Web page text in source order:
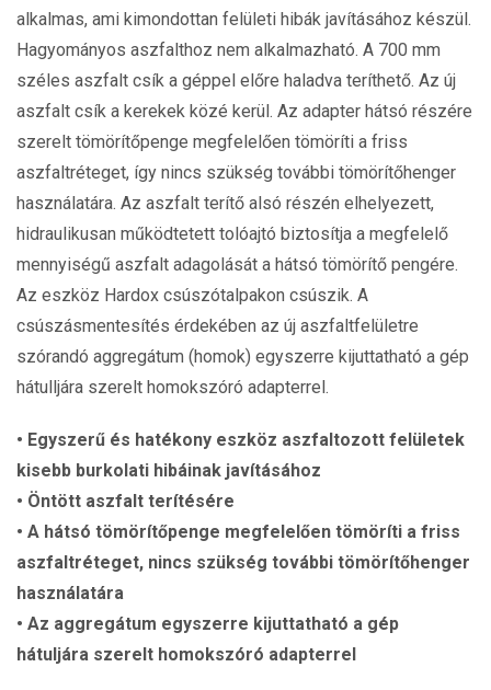
alkalmas, ami kimondottan felületi hibák javításához készül.
Hagyományos aszfalthoz nem alkalmazható. A 700 mm
széles aszfalt csík a géppel előre haladva teríthető. Az új
aszfalt csík a kerekek közé kerül. Az adapter hátsó részére
szerelt tömörítőpenge megfelelően tömöríti a friss
aszfaltréteget, így nincs szükség további tömörítőhenger
használatára. Az aszfalt terítő alsó részén elhelyezett,
hidraulikusan működtetett tolóajtó biztosítja a megfelelő
mennyiségű aszfalt adagolását a hátsó tömörítő pengére.
Az eszköz Hardox csúszótalpakon csúszik. A
csúszásmentesítés érdekében az új aszfaltfelületre
szórandó aggregátum (homok) egyszerre kijuttatható a gép
hátulljára szerelt homokszóró adapterrel.
• Egyszerű és hatékony eszköz aszfaltozott felületek
kisebb burkolati hibáinak javításához
• Öntött aszfalt terítésére
• A hátsó tömörítőpenge megfelelően tömöríti a friss
aszfaltréteget, nincs szükség további tömörítőhenger
használatára
• Az aggregátum egyszerre kijuttatható a gép
hátuljára szerelt homokszóró adapterrel